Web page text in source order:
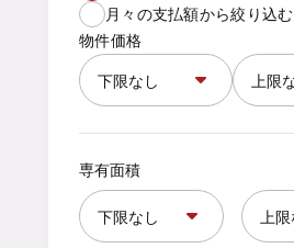
月々の支払額から絞り込む
物件価格
専有面積